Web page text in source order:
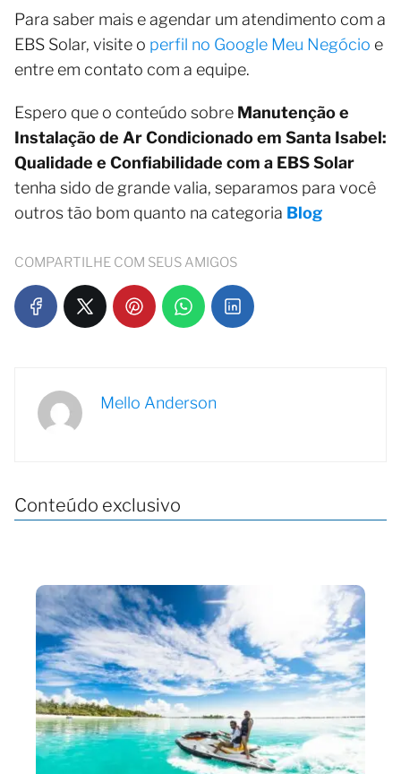
Para saber mais e agendar um atendimento com a
EBS Solar, visite o perfil no Google Meu Negócio e
entre em contato com a equipe.
Espero que o conteúdo sobre Manutenção e
Instalação de Ar Condicionado em Santa Isabel:
Qualidade e Confiabilidade com a EBS Solar
tenha sido de grande valia, separamos para você
outros tão bom quanto na categoria Blog
COMPARTILHE COM SEUS AMIGOS
Mello Anderson
Conteúdo exclusivo